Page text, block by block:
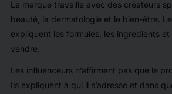
La marque travaille avec des créateurs
beauté, la dermatologie et le bien-être.
expliquent les formules, les ingrédients et
vendre.
Les influenceurs n’affirment pas que le
Ils expliquent à qui il s’adresse et dans